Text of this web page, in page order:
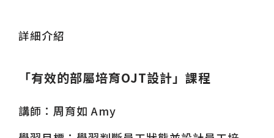
詳細介紹
「有效的部屬培育OJT設計」課程
講師：周育如 Amy